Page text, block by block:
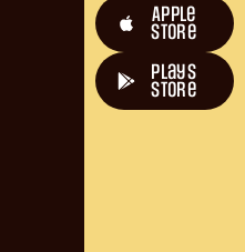
Apple
Store
plays
store